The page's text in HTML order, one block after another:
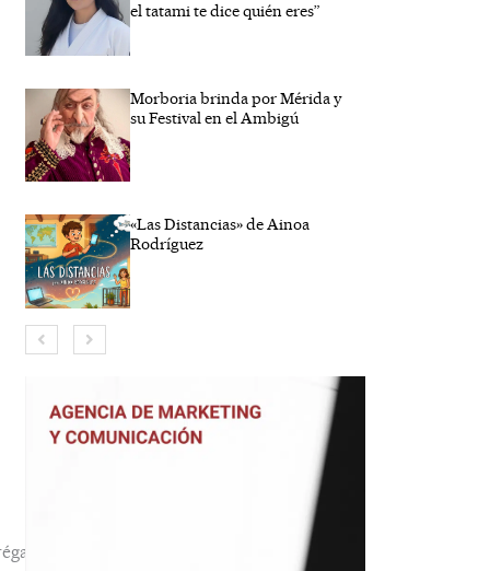
el tatami te dice quién eres”
Morboria brinda por Mérida y
su Festival en el Ambigú
«Las Distancias» de Ainoa
Rodríguez